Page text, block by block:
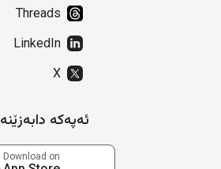
Threads
LinkedIn
X
ئەپەکە دابەزێنە
Download on